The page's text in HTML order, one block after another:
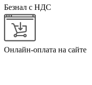
Безнал с НДС
Онлайн-оплата на сайте